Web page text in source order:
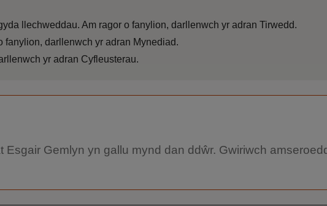
llechweddau. Am ragor o fanylion, darllenwch yr adran Tirwedd.
fanylion, darllenwch yr adran Mynediad.
yr adran Cyfleusterau.
Esgair Gemlyn yn gallu mynd dan ddŵr. Gwiriwch